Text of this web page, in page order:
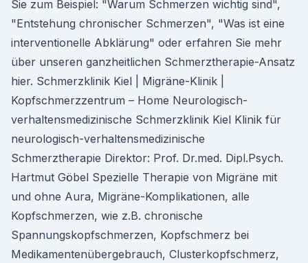
Sie zum Beispiel: "Warum Schmerzen wichtig sind",
"Entstehung chronischer Schmerzen", "Was ist eine
interventionelle Abklärung" oder erfahren Sie mehr
über unseren ganzheitlichen Schmerztherapie-Ansatz
hier. Schmerzklinik Kiel | Migräne-Klinik |
Kopfschmerzzentrum – Home Neurologisch-
verhaltensmedizinische Schmerzklinik Kiel Klinik für
neurologisch-verhaltensmedizinische
Schmerztherapie Direktor: Prof. Dr.med. Dipl.Psych.
Hartmut Göbel Spezielle Therapie von Migräne mit
und ohne Aura, Migräne-Komplikationen, alle
Kopfschmerzen, wie z.B. chronische
Spannungskopfschmerzen, Kopfschmerz bei
Medikamentenübergebrauch, Clusterkopfschmerz,